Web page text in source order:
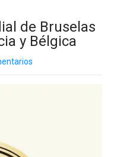
de Bruselas
y Bélgica